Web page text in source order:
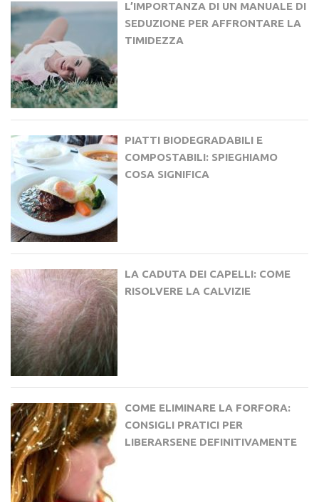
L’IMPORTANZA DI UN MANUALE DI
SEDUZIONE PER AFFRONTARE LA
TIMIDEZZA
PIATTI BIODEGRADABILI E
COMPOSTABILI: SPIEGHIAMO
COSA SIGNIFICA
LA CADUTA DEI CAPELLI: COME
RISOLVERE LA CALVIZIE
COME ELIMINARE LA FORFORA:
CONSIGLI PRATICI PER
LIBERARSENE DEFINITIVAMENTE